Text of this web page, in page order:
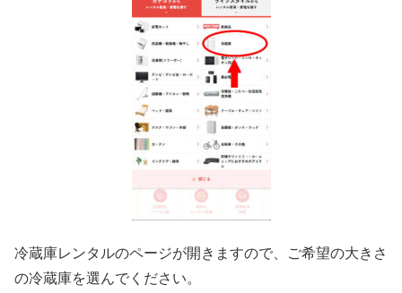
冷蔵庫レンタルのページが開きますので、ご希望の大きさ
の冷蔵庫を選んでください。